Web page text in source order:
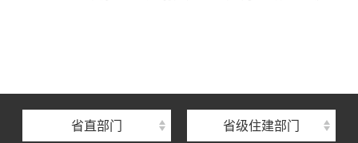
省直部门 省级住建部门
湖北省住房保障中心